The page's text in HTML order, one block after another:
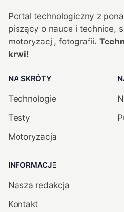
Portal technologiczny z
piszący o nauce i technice,
motoryzacji, fotografii.
krwi!
NA SKRÓTY
Technologie
Testy
Motoryzacja
INFORMACJE
Nasza redakcja
Kontakt